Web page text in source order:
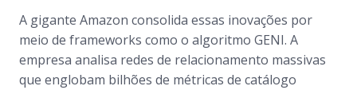
A gigante Amazon consolida essas inovações por
meio de frameworks como o algoritmo GENI. A
empresa analisa redes de relacionamento massivas
que englobam bilhões de métricas de catálogo